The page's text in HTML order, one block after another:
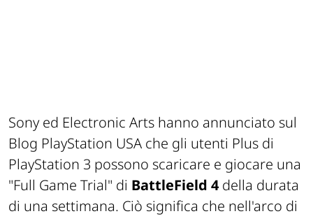
Sony ed Electronic Arts hanno annunciato sul
Blog PlayStation USA che gli utenti Plus di
PlayStation 3 possono scaricare e giocare una
"Full Game Trial" di BattleField 4della durata
di una settimana. Ciò significa che nell'arco di